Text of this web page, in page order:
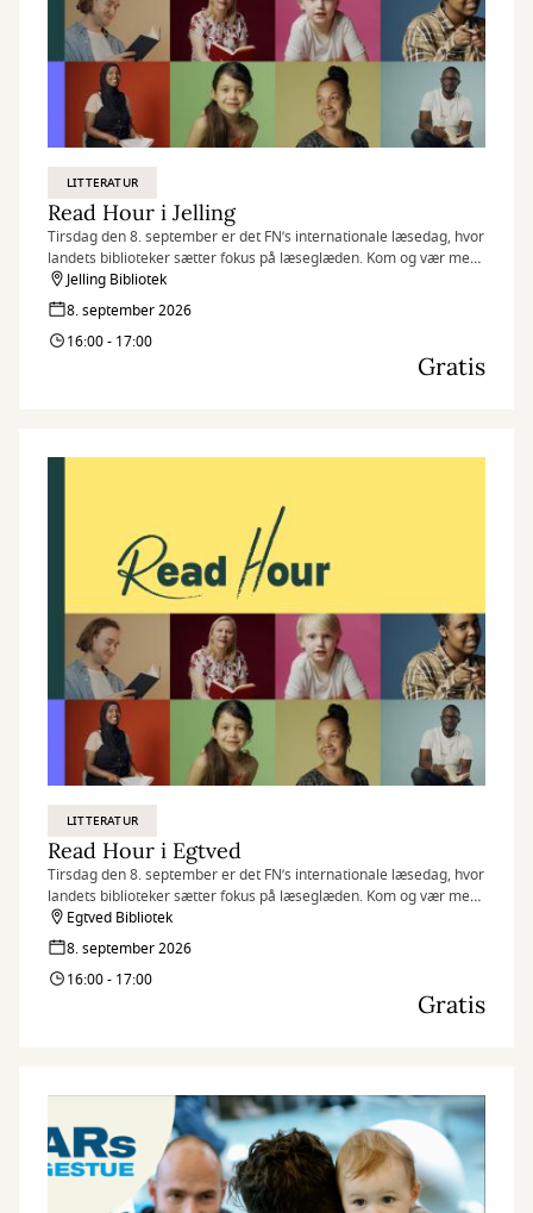
LITTERATUR
Read Hour i Jelling
Tirsdag den 8. september er det FN’s internationale læsedag, hvor
landets biblioteker sætter fokus på læseglæden. Kom og vær med,
når vi markerer dagen på flere af vores biblioteker med Read
Hour, hvor vi læser så meget, som vi kan på én time.
Jelling Bibliotek
8. september 2026
16:00 - 17:00
Gratis
LITTERATUR
Read Hour i Egtved
Tirsdag den 8. september er det FN’s internationale læsedag, hvor
landets biblioteker sætter fokus på læseglæden. Kom og vær med,
når vi markerer dagen på flere af vores biblioteker med Read
Hour, hvor vi læser så meget, som vi kan på én time.
Egtved Bibliotek
8. september 2026
16:00 - 17:00
Gratis